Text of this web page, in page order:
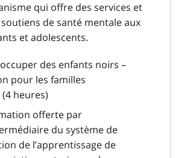
qui offre des services et
de santé mentale aux
et adolescents.
des enfants noirs –
pour les familles
(4 heures)
offerte par
du système de
de l’apprentissage de